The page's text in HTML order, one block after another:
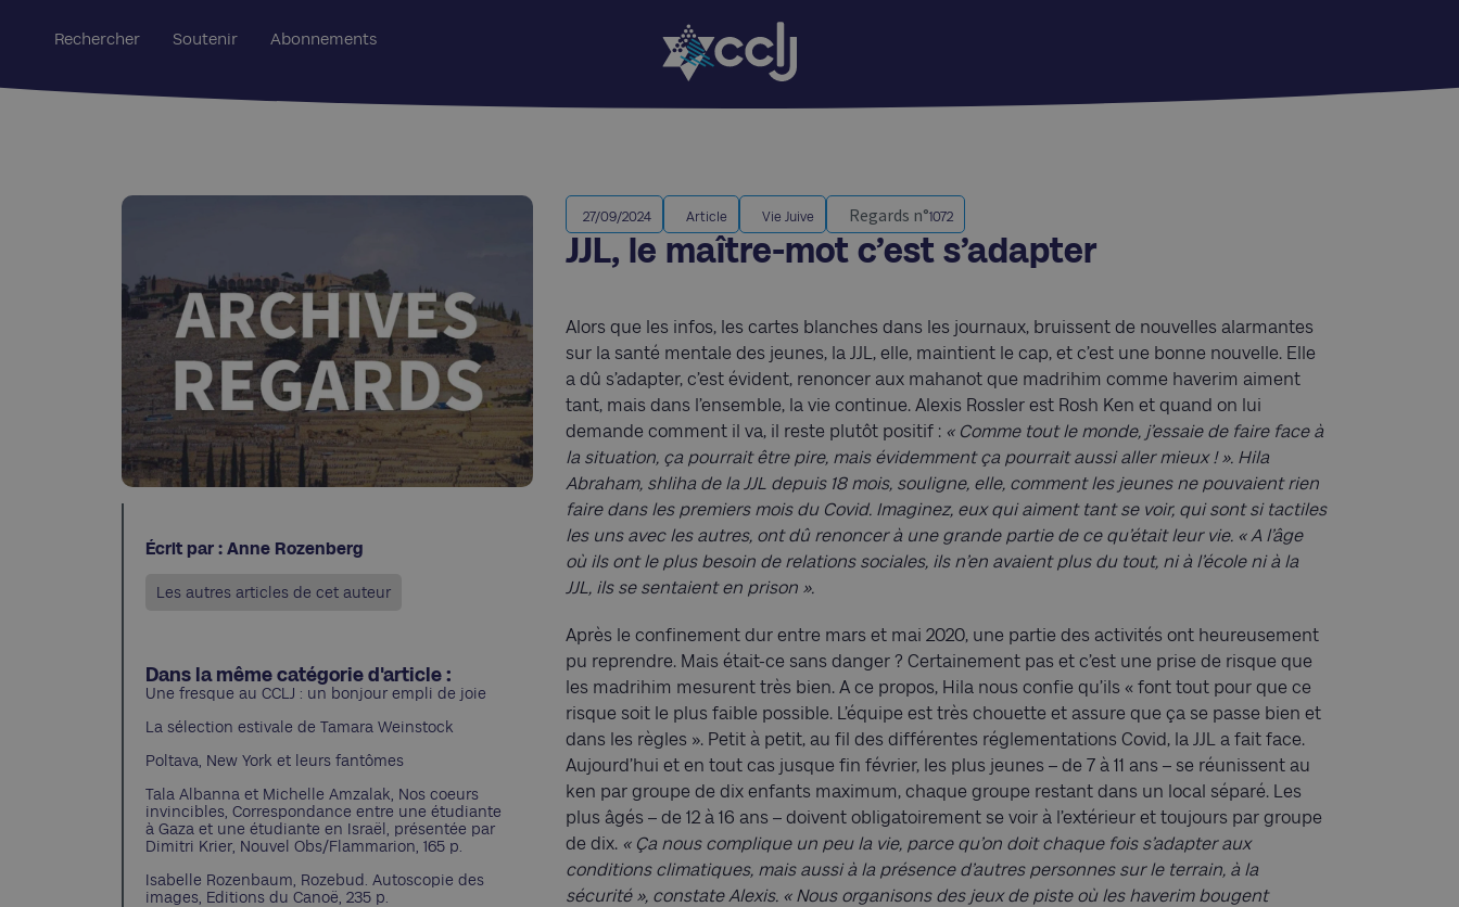
Rechercher Soutenir Abonnements
Écrit par : Anne Rozenberg
Les autres articles de cet auteur
Dans la même catégorie d'article :
Une fresque au CCLJ : un bonjour empli de joie
La sélection estivale de Tamara Weinstock
Poltava, New York et leurs fantômes
Tala Albanna et Michelle Amzalak, Nos coeurs
invincibles, Correspondance entre une étudiante
à Gaza et une étudiante en Israël, présentée par
Dimitri Krier, Nouvel Obs/Flammarion, 165 p.
Isabelle Rozenbaum, Rozebud. Autoscopie des
images, Editions du Canoë, 235 p.
27/09/2024 Article Vie Juive Regards n°1072
JJL, le maître-mot c’est s’adapter
Alors que les infos, les cartes blanches dans les journaux, bruissent de nouvelles alarmantes
sur la santé mentale des jeunes, la JJL, elle, maintient le cap, et c’est une bonne nouvelle. Elle
a dû s’adapter, c’est évident, renoncer aux mahanot que madrihim comme haverim aiment
tant, mais dans l’ensemble, la vie continue. Alexis Rossler est Rosh Ken et quand on lui
demande comment il va, il reste plutôt positif : « Comme tout le monde, j’essaie de faire face à
la situation, ça pourrait être pire, mais évidemment ça pourrait aussi aller mieux ! ». Hila
Abraham, shliha de la JJL depuis 18 mois, souligne, elle, comment les jeunes ne pouvaient rien
faire dans les premiers mois du Covid. Imaginez, eux qui aiment tant se voir, qui sont si tactiles
les uns avec les autres, ont dû renoncer à une grande partie de ce qu’était leur vie. « A l’âge
où ils ont le plus besoin de relations sociales, ils n’en avaient plus du tout, ni à l’école ni à la
JJL, ils se sentaient en prison ».
Après le confinement dur entre mars et mai 2020, une partie des activités ont heureusement
pu reprendre. Mais était-ce sans danger ? Certainement pas et c’est une prise de risque que
les madrihim mesurent très bien. A ce propos, Hila nous confie qu’ils « font tout pour que ce
risque soit le plus faible possible. L’équipe est très chouette et assure que ça se passe bien et
dans les règles ». Petit à petit, au fil des différentes réglementations Covid, la JJL a fait face.
Aujourd’hui et en tout cas jusque fin février, les plus jeunes – de 7 à 11 ans – se réunissent au
ken par groupe de dix enfants maximum, chaque groupe restant dans un local séparé. Les
plus âgés – de 12 à 16 ans – doivent obligatoirement se voir à l’extérieur et toujours par groupe
de dix. « Ça nous complique un peu la vie, parce qu’on doit chaque fois s’adapter aux
conditions climatiques, mais aussi à la présence d’autres personnes sur le terrain, à la
sécurité », constate Alexis. « Nous organisons des jeux de piste où les haverim bougent